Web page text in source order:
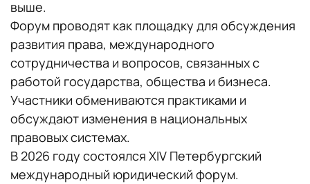
выше.
Форум проводят как площадку для обсуждения
развития права, международного
сотрудничества и вопросов, связанных с
работой государства, общества и бизнеса.
Участники обмениваются практиками и
обсуждают изменения в национальных
правовых системах.
В 2026 году состоялся XIV Петербургский
международный юридический форум.